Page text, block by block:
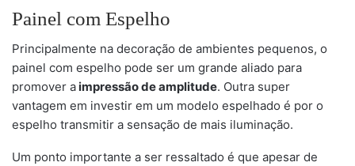
Painel com Espelho
Principalmente na decoração de ambientes pequenos, o
painel com espelho pode ser um grande aliado para
promover a impressão de amplitude. Outra super
vantagem em investir em um modelo espelhado é por o
espelho transmitir a sensação de mais iluminação.
Um ponto importante a ser ressaltado é que apesar de